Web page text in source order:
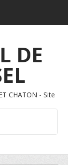
DE
CHATON - Site